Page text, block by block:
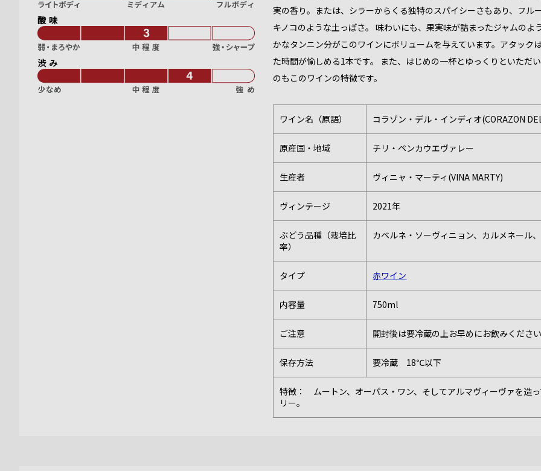
酸味
渋み
実の香り。または、シラーからくる独特のスパイシーさもあり、フル
キノコのような土っぽさ。 味わいにも、果実味が詰まったジャムの
かなタンニン分がこのワインにボリュームを与えています。アタッ
た時間が愉しめる1本です。 また、はじめの一杯とゆっくりといただ
のもこのワインの特徴です。
ワイン名（原語） コラゾン・デル・インディオ(CORAZON
原産国・地域 チリ・ペンカウエヴァレー
生産者 ヴィニャ・マーティ(VINA MARTY)
ヴィンテージ 2021年
ぶどう品種（栽培比
率）
カベルネ・ソーヴィニョン、カルメネール
タイプ 赤ワイン
内容量 750ml
ご注意 開封後は要冷蔵の上お早めにお飲みください
保存方法 要冷蔵 18℃以下
特徴： ムートン、オーパス・ワン、そしてアルマヴィーヴァを造
リー。